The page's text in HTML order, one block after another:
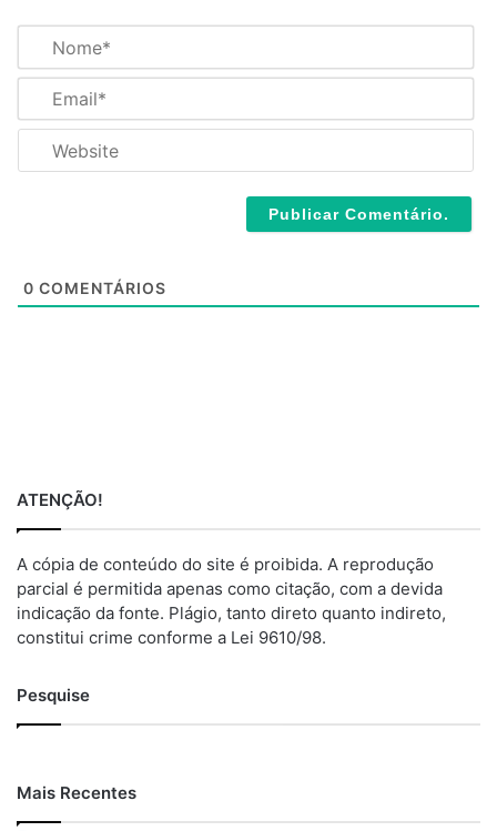
m
*a
l
0 COMENTÁRIOS
ATENÇÃO!
A cópia de conteúdo do site é proibida. A reprodução
parcial é permitida apenas como citação, com a devida
indicação da fonte. Plágio, tanto direto quanto indireto,
constitui crime conforme a Lei 9610/98.
Pesquise
Mais Recentes